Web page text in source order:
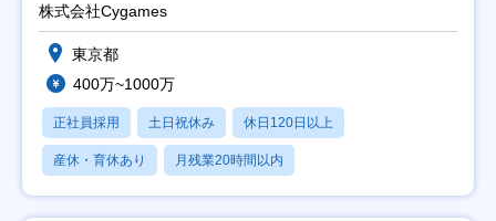
株式会社Cygames
東京都
400万~1000万
正社員採用 土日祝休み 休日120日以上
産休・育休あり 月残業20時間以内